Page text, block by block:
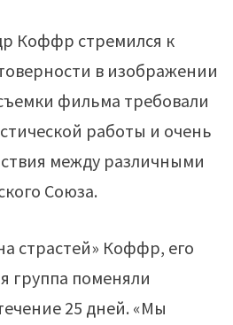
Коффр стремился к
в изображении
фильма требовали
работы и очень
между различными
Союза.
страстей» Коффр, его
группа поменяли
25 дней. «Мы